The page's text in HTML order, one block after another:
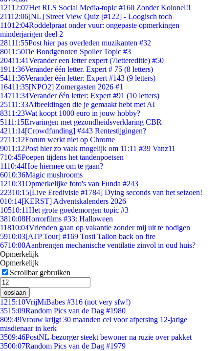
12112:07Het RLS Social Media-topic #160 Zonder Kolonel!!
21112:06[NL] Street View Quiz [#122] - Loogisch toch
11012:04Roddelpraat onder vuur: ongepaste opmerkingen
minderjarigen deel 2
28111:55Post hier pas overleden muzikanten #32
8011:50De Bondgenoten Spoiler Topic #3
20411:41Verander een letter expert (7lettereditie) #50
1911:36Verander één letter. Expert # 75 (8 letters)
5411:36Verander één letter: Expert #143 (9 letters)
16411:35[NPO2] Zomergasten 2026 #1
14711:34Verander één letter: Expert #91 (10 letters)
25111:33Afbeeldingen die je gemaakt hebt met AI
8311:23Wat koopt 1000 euro in jouw hobby?
5111:15Ervaringen met gezondheidsverklaring CBR
4211:14[Crowdfunding] #443 Rentestijgingen?
2711:12Forum werkt niet op Chrome
9011:12Post hier zo vaak mogelijk om 11:11 #39 Vanz11
710:45Poepen tijdens het tandenpoetsen
1110:44Hoe hiermee om te gaan?
6010:36Magic mushrooms
1210:31Opmerkelijke foto's van Funda #243
22310:15[Live Eredivisie #1784] Dying seconds van het seizoen!
010:14[KERST] Adventskalenders 2026
10510:11Het grote goedemorgen topic #3
3810:08Horrorfilms #33: Halloween
11810:04Vrienden gaan op vakantie zonder mij uit te nodigen
5910:03[ATP Tour] #169 Tosti Tallon back on fire
6710:00Aanbrengen mechanische ventilatie zinvol in oud huis?
Opmerkelijk
Opmerkelijk
Scrollbar gebruiken
opslaan
1215:10VrijMiBabes #316 (not very sfw!)
3515:09Random Pics van de Dag #1980
809:49Vrouw krijgt 30 maanden cel voor afpersing 12-jarige
misdienaar in kerk
3509:46PostNL-bezorger steekt bewoner na ruzie over pakket
3500:07Random Pics van de Dag #1979